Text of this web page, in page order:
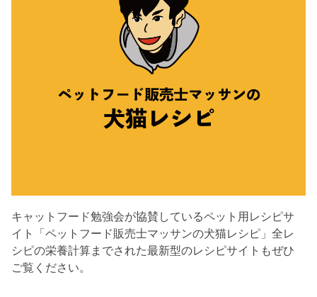
キャットフード勉強会が協賛しているペット用レシピサ
イト「ペットフード販売士マッサンの犬猫レシピ」全レ
シピの栄養計算までされた最新型のレシピサイトもぜひ
ご覧ください。